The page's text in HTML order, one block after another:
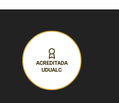
ACREDITADA
UDUALC